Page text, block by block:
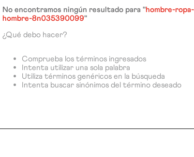
No encontramos ningún resultado para "hombre-
hombre-8n035390099"
¿Qué debo hacer?
Comprueba los términos ingresados
Intenta utilizar una sola palabra
Utiliza términos genéricos en la búsqueda
Intenta buscar sinónimos del término deseado